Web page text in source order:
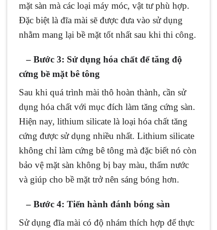
mặt sàn mà các loại máy móc, vật tư phù hợp.
Đặc biệt là đĩa mài sẽ được đưa vào sử dụng
nhằm mang lại bề mặt tốt nhất sau khi thi công.
– Bước 3: Sử dụng hóa chất để tăng độ
cứng bề mặt bê tông
Sau khi quá trình mài thô hoàn thành, cần sử
dụng hóa chất với mục đích làm tăng cứng sàn.
Hiện nay, lithium silicate là loại hóa chất tăng
cứng được sử dụng nhiều nhất. Lithium silicate
không chỉ làm cứng bê tông mà đặc biết nó còn
bảo vệ mặt sàn không bị bay màu, thấm nước
và giúp cho bề mặt trở nên sáng bóng hơn.
– Bước 4: Tiến hành đánh bóng sàn
Sử dụng đĩa mài có độ nhám thích hợp để thực